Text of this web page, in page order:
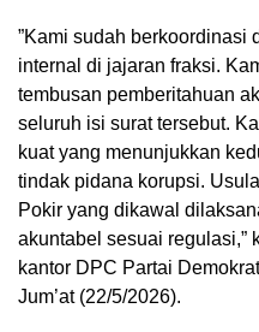
​”Kami sudah berkoordinasi
internal di jajaran fraksi.
tembusan pemberitahuan
seluruh isi surat tersebut.
kuat yang menunjukkan
tindak pidana korupsi.
Pokir yang dikawal
akuntabel sesuai regulasi,”
kantor DPC Partai
Jum’at (22/5/2026).